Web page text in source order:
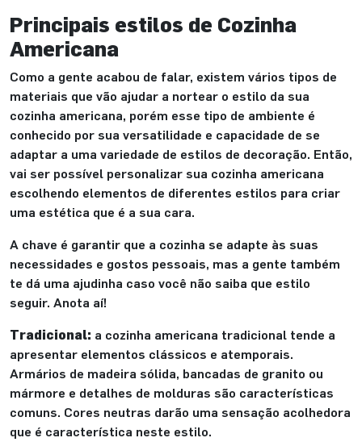
Principais estilos de Cozinha
Americana
Como a gente acabou de falar, existem vários tipos de
materiais que vão ajudar a nortear o estilo da sua
cozinha americana, porém esse tipo de ambiente é
conhecido por sua versatilidade e capacidade de se
adaptar a uma variedade de estilos de decoração. Então,
vai ser possível personalizar sua cozinha americana
escolhendo elementos de diferentes estilos para criar
uma estética que é a sua cara.
A chave é garantir que a cozinha se adapte às suas
necessidades e gostos pessoais, mas a gente também
te dá uma ajudinha caso você não saiba que estilo
seguir. Anota aí!
Tradicional: a cozinha americana tradicional tende a
apresentar elementos clássicos e atemporais.
Armários de madeira sólida, bancadas de granito ou
mármore e detalhes de molduras são características
comuns. Cores neutras darão uma sensação acolhedora
que é característica neste estilo.